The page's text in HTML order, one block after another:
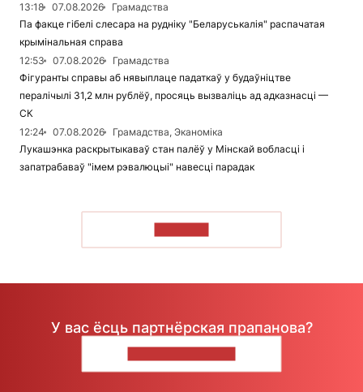
13:18
07.08.2026
Грамадства
Па факце гібелі слесара на рудніку "Беларуськалія" распачатая
крымінальная справа
12:53
07.08.2026
Грамадства
Фігуранты справы аб нявыплаце падаткаў у будаўніцтве
пералічылі 31,2 млн рублёў, просяць вызваліць ад адказнасці —
СК
12:24
07.08.2026
Грамадства, Эканоміка
Лукашэнка раскрытыкаваў стан палёў у Мінскай вобласці і
запатрабаваў "імем рэвалюцыі" навесці парадак
У вас ёсць партнёрская прапанова?